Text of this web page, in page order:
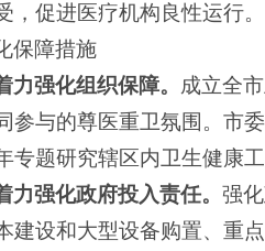
，促进医疗机构良性运行
保障措施
力强化组织保障。 成立全
参与的尊医重卫氛围。市
专题研究辖区内卫生健康
力强化政府投入责任。强
建设和大型设备购置、重